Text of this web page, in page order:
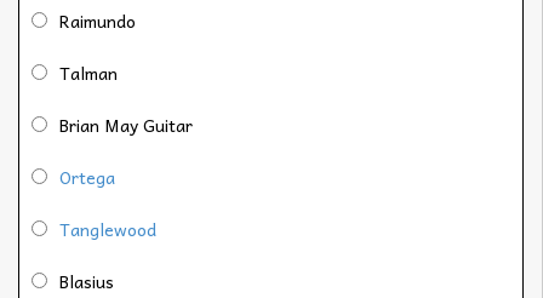
Raimundo
Talman
Brian May Guitar
Ortega
Tanglewood
Blasius